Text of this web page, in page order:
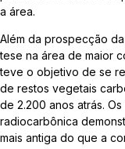
a área.
Além da prospecção
tese na área de maior
teve o objetivo de se
de restos vegetais
de 2.200 anos atrás.
radiocarbônica
mais antiga do que a
"Esta obra foi
nº 195/2022, Lei